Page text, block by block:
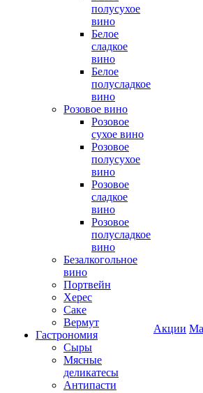
полусухое
вино
Белое
сладкое
вино
Белое
полусладкое
вино
Розовое вино
Розовое
сухое вино
Розовое
полусухое
вино
Розовое
сладкое
вино
Розовое
полусладкое
вино
Безалкогольное
вино
Портвейн
Херес
Саке
Вермут
Гастрономия
Сыры
Мясные
деликатесы
Антипасти
Акции